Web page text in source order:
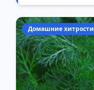
Домашние хитрости